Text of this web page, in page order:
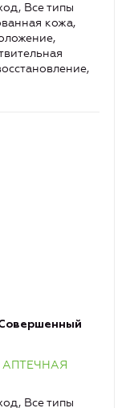
Все типы
кожа,
АПТЕЧНАЯ
Все типы